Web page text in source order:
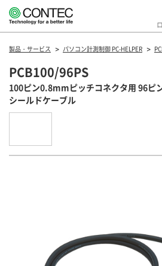
製品・サービス パソコン計測制御 PC-HELPER
PCB100/96PS
100ピン0.8mmピッチコネクタ用 96ピ
シールドケーブル